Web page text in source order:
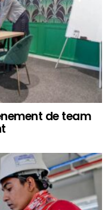
de team